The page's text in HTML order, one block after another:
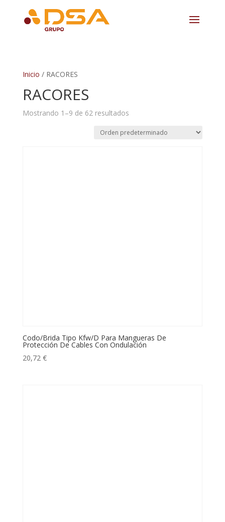
Inicio / RACORES
RACORES
Mostrando 1–9 de 62 resultados
Codo/Brida Tipo Kfw/D Para Mangueras De
Protección De Cables Con Ondulación
20,72 €